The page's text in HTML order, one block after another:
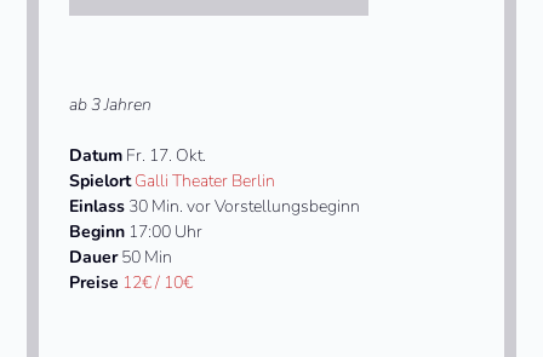
ab 3 Jahren
Datum Fr. 17. Okt.
SpielortGalli Theater Berlin
Einlass 30 Min. vor Vorstellungsbeginn
Beginn 17:00 Uhr
Dauer50 Min
Preise 12€ / 10€